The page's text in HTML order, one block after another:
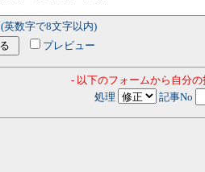
(英数字で8文字以内)
プレビュー
- 以下のフォームから自分
処理
記事No